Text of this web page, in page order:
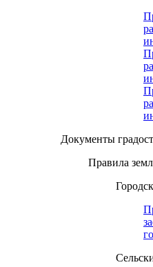
Документы
Правила